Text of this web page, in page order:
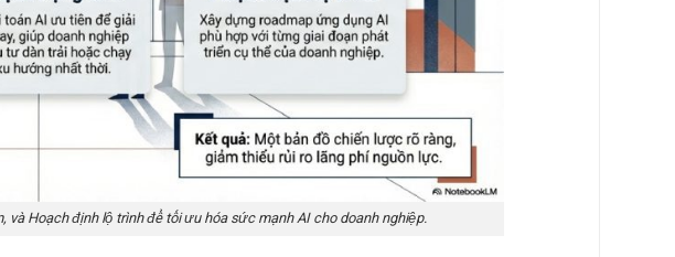
Hoạch định lộ trình để tối ưu hóa sức mạnh AI cho doanh nghiệp.